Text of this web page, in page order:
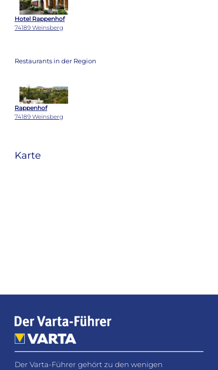
Hotel Rappenhof
74189 Weinsberg
Restaurants in der Region
Rappenhof
74189 Weinsberg
Karte
Der Varta-Führer gehört zu den wenigen